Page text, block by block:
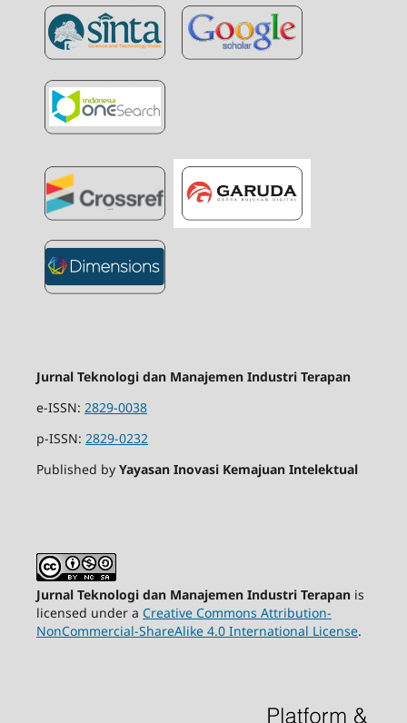
Jurnal Teknologi dan Manajemen Industri Terapan
e-ISSN: 2829-0038
p-ISSN: 2829-0232
Published by Yayasan Inovasi Kemajuan Intelektual
Jurnal Teknologi dan Manajemen Industri Terapanis
licensed under a Creative Commons Attribution-
NonCommercial-ShareAlike 4.0 International License.